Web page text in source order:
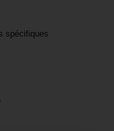
spécifiques